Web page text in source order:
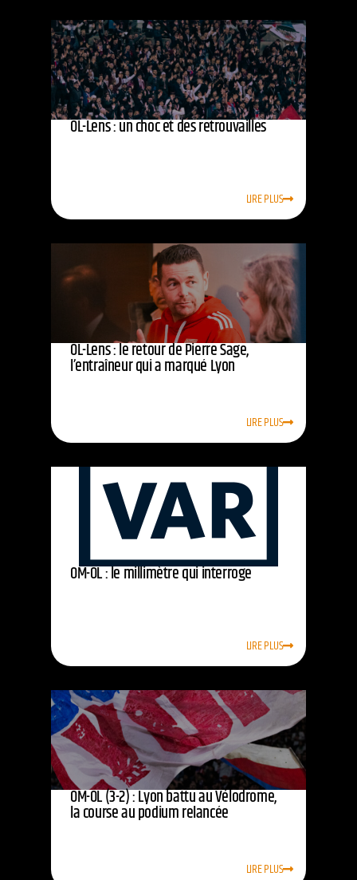
OL-Lens : un choc et des retrouvailles
LIRE PLUS
OL-Lens : le retour de Pierre Sage,
l’entraîneur qui a marqué Lyon
LIRE PLUS
OM-OL : le millimètre qui interroge
LIRE PLUS
OM-OL (3-2) : Lyon battu au Vélodrome,
la course au podium relancée
LIRE PLUS